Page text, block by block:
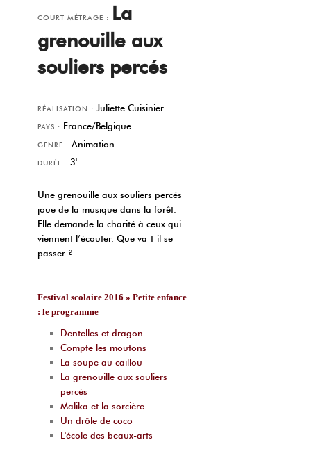
COURT MÉTRAGE :
La
grenouille aux
souliers percés
RÉALISATION : Juliette Cuisinier
PAYS : France/Belgique
GENRE : Animation
DURÉE : 3'
Une grenouille aux souliers percés
joue de la musique dans la forêt.
Elle demande la charité à ceux qui
viennent l’écouter. Que va-t-il se
passer ?
Festival scolaire 2016 » Petite enfance
: le programme
Dentelles et dragon
Compte les moutons
La soupe au caillou
La grenouille aux souliers
percés
Malika et la sorcière
Un drôle de coco
L'école des beaux-arts